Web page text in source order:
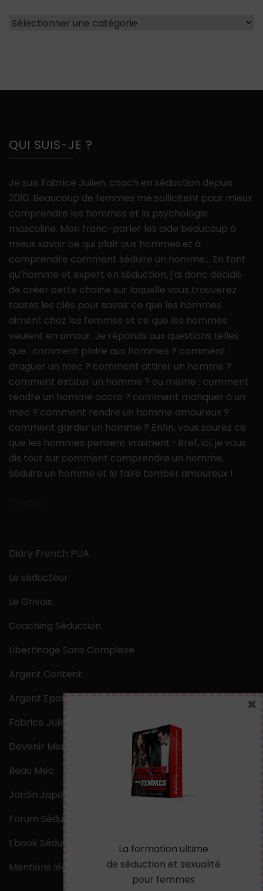
Catégories
QUI SUIS-JE ?
Je suis Fabrice Julien, coach en séduction depuis
2010. Beaucoup de femmes me sollicitent pour mieux
comprendre les hommes et la psychologie
masculine. Mon franc-parler les aide beaucoup à
mieux savoir ce qui plaît aux hommes et à
comprendre comment séduire un homme… En tant
qu’homme et expert en séduction, j’ai donc décidé
de créer cette chaîne sur laquelle vous trouverez
toutes les clés pour savoir ce que les hommes
aiment chez les femmes et ce que les hommes
veulent en amour. Je réponds aux questions telles
que : comment plaire aux hommes ? comment
draguer un mec ? comment attirer un homme ?
comment exciter un homme ? ou même : comment
rendre un homme accro ? comment manquer à un
mec ? comment rendre un homme amoureux ?
comment garder un homme ? Enfin, vous saurez ce
que les hommes pensent vraiment ! Bref, ici, je vous
dis tout sur comment comprendre un homme,
séduire un homme et le faire tomber amoureux !
Diary French PUA
Le séducteur
Le Grivois
Coaching Séduction
Libertinage Sans Complexe
Argent Content
Argent Epargne
Fabrice Julien
Devenir Mentaliste
Beau Mec
Jardin Japonais Zen
Forum Séduction
Ebook Séduction
Mentions légales
La formation ultime
de séduction et sexualité
pour femmes
×